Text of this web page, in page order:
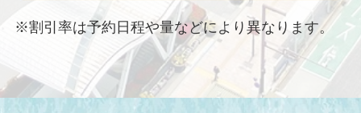
※割引率は予約日程や量などにより異なります。